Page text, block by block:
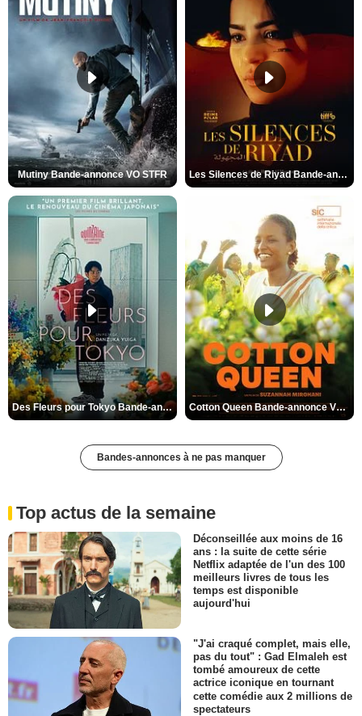
Mutiny Bande-annonce VO STFR Les Silences de Riyad Bande-annonce VO STFR
Des Fleurs pour Tokyo Bande-annonce VO STFR Cotton Queen Bande-annonce VO STFR
Bandes-annonces à ne pas manquer
Top actus de la semaine
Déconseillée aux moins de 16
ans : la suite de cette série
Netflix adaptée de l'un des 100
meilleurs livres de tous les
temps est disponible
aujourd'hui
"J'ai craqué complet, mais elle,
pas du tout" : Gad Elmaleh est
tombé amoureux de cette
actrice iconique en tournant
cette comédie aux 2 millions de
spectateurs